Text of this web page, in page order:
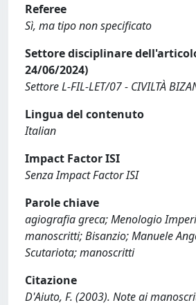
Referee
Sì, ma tipo non specificato
Settore disciplinare
24/06/2024)
Settore L-FIL-LET/07 - CIVILTÀ
Lingua del contenuto
Italian
Impact Factor ISI
Senza Impact Factor ISI
Parole chiave
agiografia greca; Menologio
manoscritti; Bisanzio; Manuele
Scutariota; manoscritti
Citazione
D'Aiuto, F. (2003). Note ai